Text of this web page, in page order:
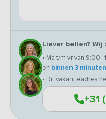
Liever bellen?
• Ma t/m vr van
en binnen 3
• Dit vakantieadres
+31